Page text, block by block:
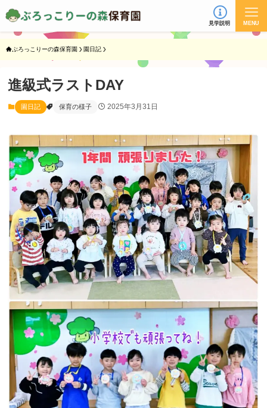
見学説明 MENU
ぶろっこりーの森保育園 園日記
進級式ラストDAY
園日記 保育の様子 2025年3月31日